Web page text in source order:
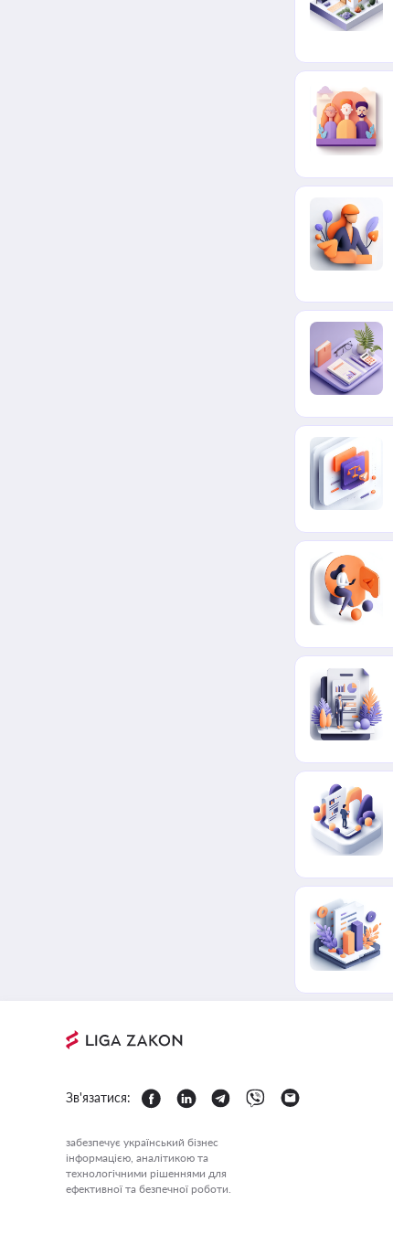
Зв'язатися:
забезпечує український бізнес
інформацією, аналітикою та
технологічними рішеннями для
ефективної та безпечної роботи.